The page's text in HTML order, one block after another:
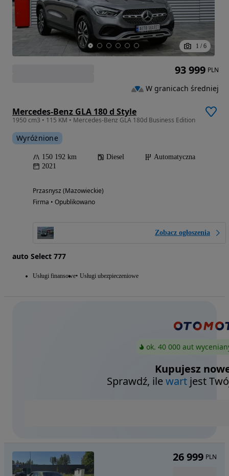
1 / 6
Mercedes-Benz GLA 180 d Style
1950 cm3 • 115 KM • Mercedes-Benz GLA 180d Business Edition
Wyróżnione
150 192 km Diesel
Automatyczna
2021
Przasnysz (Mazowieckie)
Firma • Opublikowano
Zobacz ogłoszenia
auto Select 777
Usługi finansowe Usługi ubezpieczeniowe
93 999 PLN
W granicach średniej
ok. 40 000 aut
Kupujesz
Sprawdź, ilewart jest
26 999 PLN